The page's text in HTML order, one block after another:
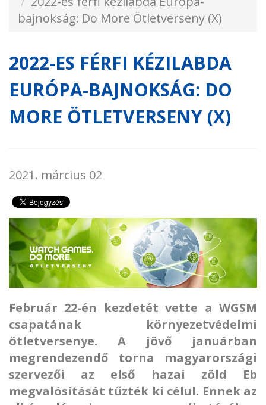
bajnokság: Do More Ötletverseny (X)
2022-ES FÉRFI KÉZILABDA
EURÓPA-BAJNOKSÁG: DO
MORE ÖTLETVERSENY (X)
2021. március 02
Február 22-én kezdetét vette a WGSM
csapatának környezetvédelmi
ötletversenye. A jövő januárban
megrendezendő torna magyarországi
szervezői az első hazai zöld Eb
megvalósítását tűzték ki célul. Ennek az